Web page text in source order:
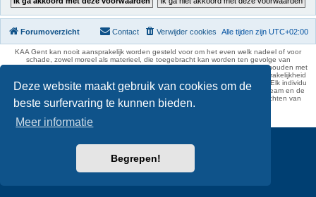
Deze website maakt gebruik van cookies om de
beste surfervaring te kunnen bieden.
Meer informatie
Begrepen!
Forumoverzicht Alle tijden zijn UTC+02:00
Verwijder cookies
Contact
KAA Gent kan nooit aansprakelijk worden gesteld voor om het even welk nadeel of voor
schade, zowel moreel als materieel, die toegebracht kan worden ten gevolge van
feitelijkheden en daden van derden die rechtstreeks of onrechtstreeks verband houden met
de gegevens vermeld op de website van KAA Gent. Deze ontheffing van aansprakelijkheid
geldt inzonderheid voor het forum, waarvan KAA Gent zich volledig distantieert. Elk individu
is dus verantwoordelijk voor zijn uitlatingen op het Buffalo Forum. Ook het webteam en de
moderators kunnen niet aansprakelijk gesteld worden voor de inhoud van berichten van
gebruikers.